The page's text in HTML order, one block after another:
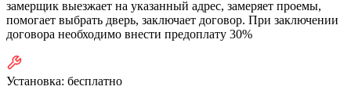
замерщик выезжает на указанный адрес, замеряет проемы,
помогает выбрать дверь, заключает договор. При заключении
договора необходимо внести предоплату 30%
Установка: бесплатно